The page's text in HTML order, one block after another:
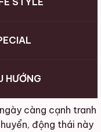
HƯỚNG
càng cạnh tranh
động thái này